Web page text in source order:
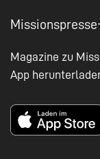
Magazine zu
App